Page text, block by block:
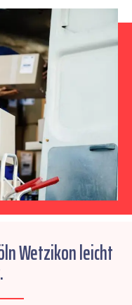
Wetzikon leicht